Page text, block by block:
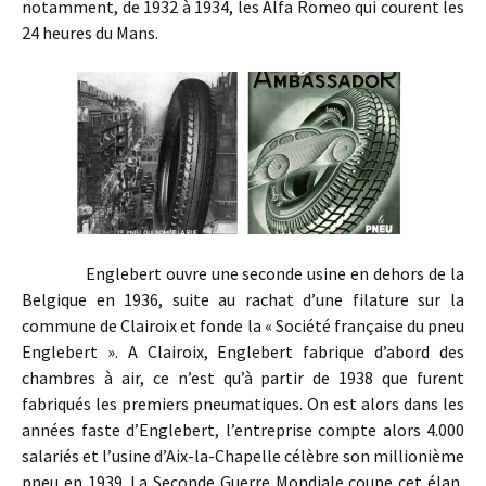
notamment, de 1932 à 1934, les Alfa Romeo qui courent les
24 heures du Mans.
Englebert ouvre une seconde usine en dehors de la
Belgique en 1936, suite au rachat d’une filature sur la
commune de Clairoix et fonde la « Société française du pneu
Englebert ». A Clairoix, Englebert fabrique d’abord des
chambres à air, ce n’est qu’à partir de 1938 que furent
fabriqués les premiers pneumatiques. On est alors dans les
années faste d’Englebert, l’entreprise compte alors 4.000
salariés et l’usine d’Aix-la-Chapelle célèbre son millionième